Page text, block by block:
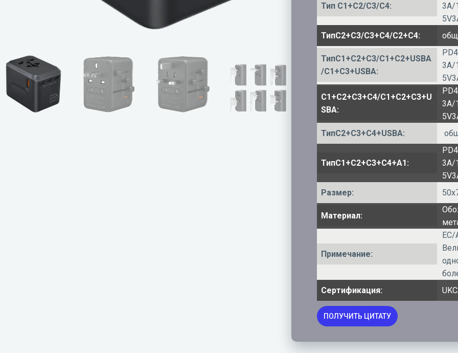
Тип C1+C2/C3/C4:
3A/
ТипC2+C3/C3+C4/C2+C4:
ТипC1+C2+C3/C1+C2+USBA
/C1+C3+USBA:
3A/
C1+C2+C3+C4/C1+C2+C3+U
SBA:
3A/
ТипC2+C3+C4+USBA:
ТипC1+C2+C3+C4+A1:
3A/
Размер:
Материал:
Примечание:
ЕС/
Сертификация:
ПОЛУЧИТЬ ЦИТАТУ